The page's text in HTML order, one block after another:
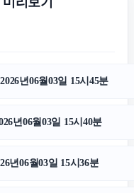
년06월03일 15시45분
년06월03일 15시40분
년06월03일 15시36분